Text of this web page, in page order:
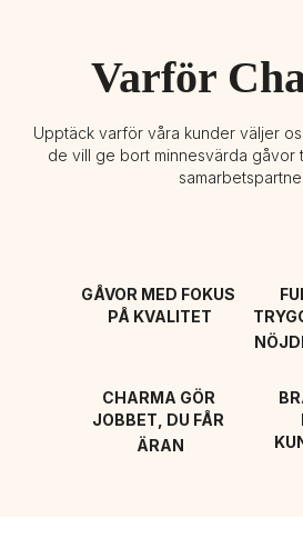
Varför
Upptäck varför våra kunder väljer
de vill ge bort minnesvärda gåvor
GÅVOR MED FOKUS
PÅ KVALITET
CHARMA GÖR
JOBBET, DU FÅR
ÄRAN